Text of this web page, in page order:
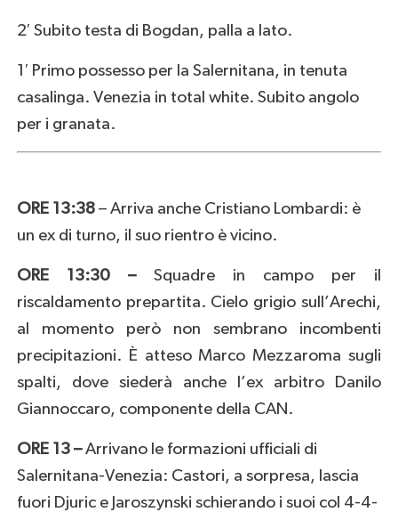
2′ Subito testa di Bogdan, palla a lato.
1′ Primo possesso per la Salernitana, in tenuta
casalinga. Venezia in total white. Subito angolo
per i granata.
ORE 13:38– Arriva anche Cristiano Lombardi: è
un ex di turno, il suo rientro è vicino.
ORE 13:30 – Squadre in campo per il
riscaldamento prepartita. Cielo grigio sull’Arechi,
al momento però non sembrano incombenti
precipitazioni. È atteso Marco Mezzaroma sugli
spalti, dove siederà anche l’ex arbitro Danilo
Giannoccaro, componente della CAN.
ORE 13 –Arrivano le formazioni ufficiali di
Salernitana-Venezia: Castori, a sorpresa, lascia
fuori Djuric e Jaroszynski schierando i suoi col 4-4-